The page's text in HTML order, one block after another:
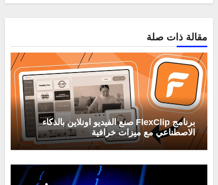
مقالة ذات صلة
برنامج FlexClip صنع الفيديو اونلاين بالذكاء
الاصطناعي مع ميزات خرافية